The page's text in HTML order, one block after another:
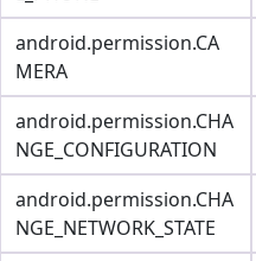
android.permission.CA
MERA
android.permission.CHA
NGE_CONFIGURATION
android.permission.CHA
NGE_NETWORK_STATE